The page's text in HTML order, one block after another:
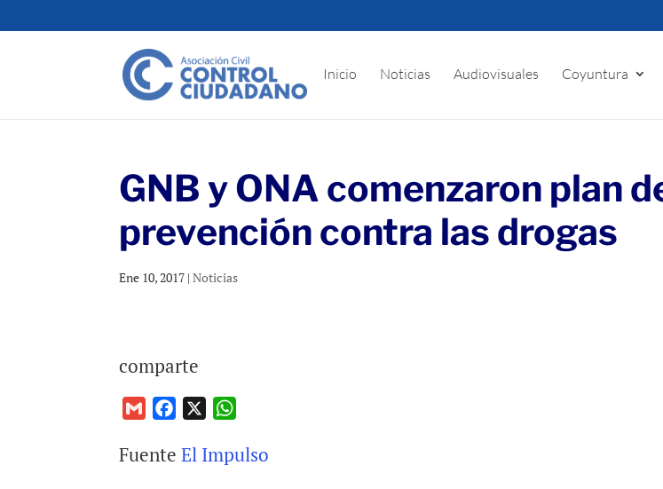
Inicio Noticias Audiovisuales Coyuntura
GNB y ONA comenzaron plan
prevención contra las drogas
Ene 10, 2017 |Noticias
comparte
G
a
c
a
FuenteEl Impulso